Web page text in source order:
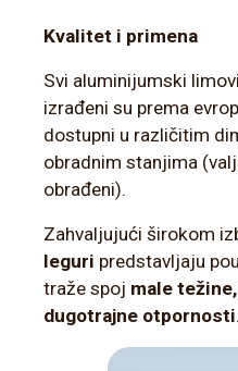
Kvalitet i primena
Svi aluminijumski
izrađeni su prema
dostupni u različitim
obradnim stanjima
obrađeni).
Zahvaljujući širokom
leguri predstavljaju
traže spoj male
dugotrajne otpornosti.